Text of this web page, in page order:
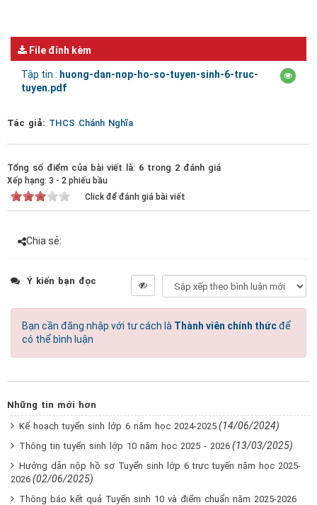
File đính kèm
Tập tin : huong-dan-nop-ho-so-tuyen-sinh-6-truc-
tuyen.pdf
Tác giả: THCS Chánh Nghĩa
Tổng số điểm của bài viết là: 6 trong 2 đánh giá
Xếp hạng: 3 - 2 phiếu bầu
Click để đánh giá bài viết
Chia sẻ:
Ý kiến bạn đọc
Bạn cần đăng nhập với tư cách là Thành viên chính thứcđể
có thể bình luận
Những tin mới hơn
Kế hoạch tuyển sinh lớp 6 năm học 2024-2025 (14/06/2024)
Thông tin tuyển sinh lớp 10 năm học 2025 - 2026 (13/03/2025)
Hướng dẫn nộp hồ sơ Tuyển sinh lớp 6 trực tuyến năm học 2025-
2026 (02/06/2025)
Thông báo kết quả Tuyển sinh 10 và điểm chuẩn năm 2025-2026